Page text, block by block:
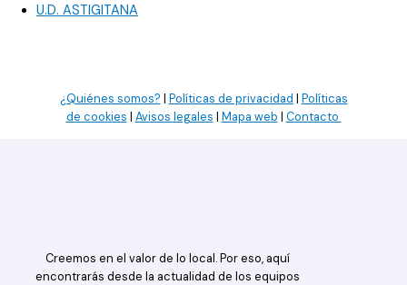
U.D. ASTIGITANA
¿Quiénes somos? | Políticas de privacidad | Políticas
de cookies | Avisos legales | Mapa web | Contacto
Creemos en el valor de lo local. Por eso, aquí
encontrarás desde la actualidad de los equipos